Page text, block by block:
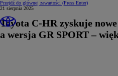
Przejdź do głównej zawartości (Press Enter)
21 sierpnia 2025
Toyota C-HR zyskuje
a wersja GR SPORT –